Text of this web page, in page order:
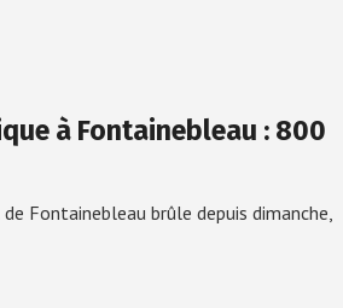
à Fontainebleau : 800
Fontainebleau brûle depuis dimanche,